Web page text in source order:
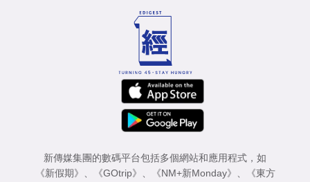
新傳媒集團的數碼平台包括多個網站和應用程式，如
《新假期》 、 《GOtrip》 、 《NM+新Monday》 、
《東方